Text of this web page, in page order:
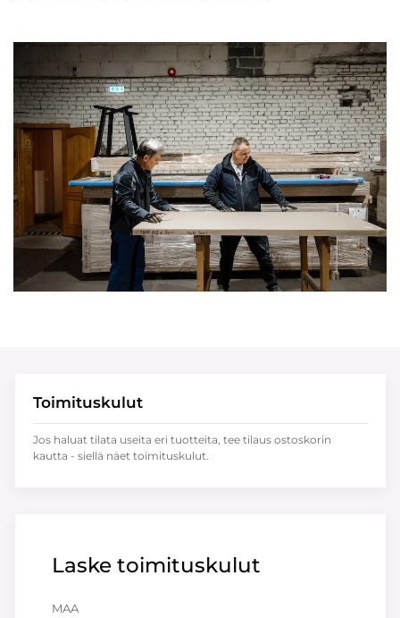
Laske toimituskulut
MAA
Toimituskulut
Jos haluat tilata useita eri tuotteita, tee tilaus ostoskorin
kautta - siellä näet toimituskulut.